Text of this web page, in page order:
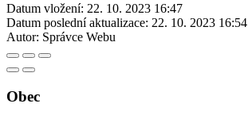
Datum vložení: 22. 10. 2023 16:47
Datum poslední aktualizace: 22. 10. 2023 16:54
Autor: Správce Webu
Obec